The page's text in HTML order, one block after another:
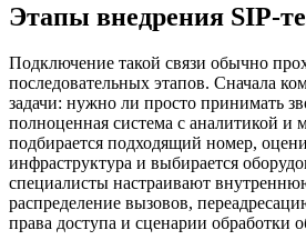
Этапы внедрения SIP-
Подключение такой связи обычно
последовательных этапов. Сначала
задачи: нужно ли просто принимать
полноценная система с аналитикой и
подбирается подходящий номер,
инфраструктура и выбирается
специалисты настраивают
распределение вызовов,
права доступа и сценарии обработки